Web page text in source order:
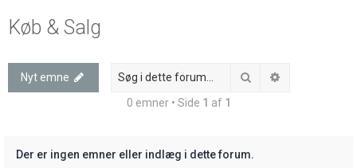
Køb & Salg
Nyt emne Søg
0 emner • Side 1 af 1
Der er ingen emner eller indlæg i dette forum.